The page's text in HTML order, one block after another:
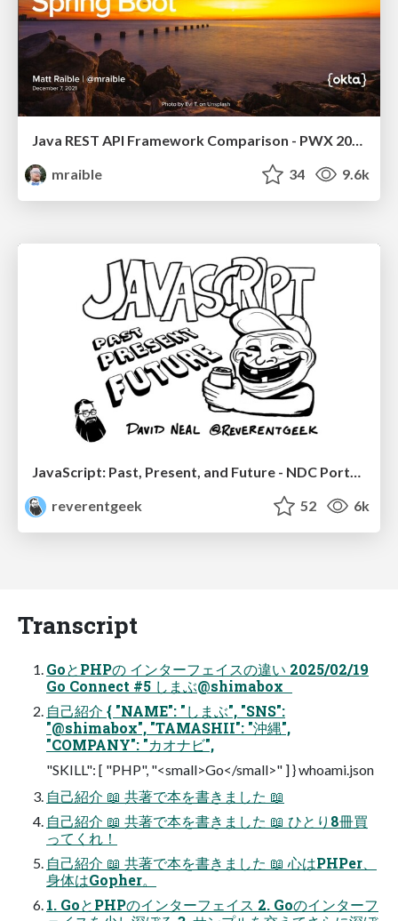
Java REST API Framework Comparison - PWX 2021
mraible
34 9.6k
reverentgeek
52 6k
Transcript
GoとPHPの インターフェイスの違い 2025/02/19
Go Connect #5 しまぶ@shimabox
自己紹介 { "NAME": "しまぶ", "SNS":
"@shimabox", "TAMASHII": "沖縄",
"COMPANY": "カオナビ",
"SKILL": [ "PHP", "<small>Go</small>" ] } whoami.json
自己紹介 📖 共著で本を書きました 📖
自己紹介 📖 共著で本を書きました 📖 ひとり8冊買
ってくれ！
自己紹介 📖 共著で本を書きました 📖 心はPHPer、
身体はGopher。
1. GoとPHPのインターフェイス 2. Goのインターフ